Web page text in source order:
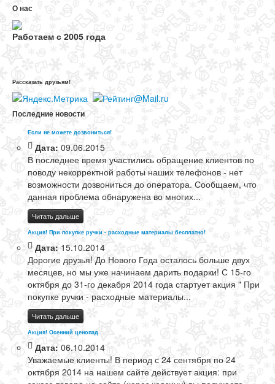
О нас
Работаем с 2005 года
Рассказать друзьям!
Последние новости
Если не можете дозвониться!
Дата: 09.06.2015
В последнее время участились обращение клиентов по
поводу некорректной работы наших телефонов - нет
возможности дозвониться до оператора. Сообщаем, что
данная проблема обнаружена во многих...
Читать дальше
Акция! При покупке ручки - расходные материалы бесплатно!
Дата: 15.10.2014
Дорогие друзья! До Нового Года осталось больше двух
месяцев, но мы уже начинаем дарить подарки! С 15-го
октября до 31-го декабря 2014 года стартует акция " При
покупке ручки - расходные материалы...
Читать дальше
Акция! Осенний ценопад
Дата: 06.10.2014
Уважаемые клиенты! В период с 24 сентября по 24
октября 2014 на нашем сайте действует акция: при